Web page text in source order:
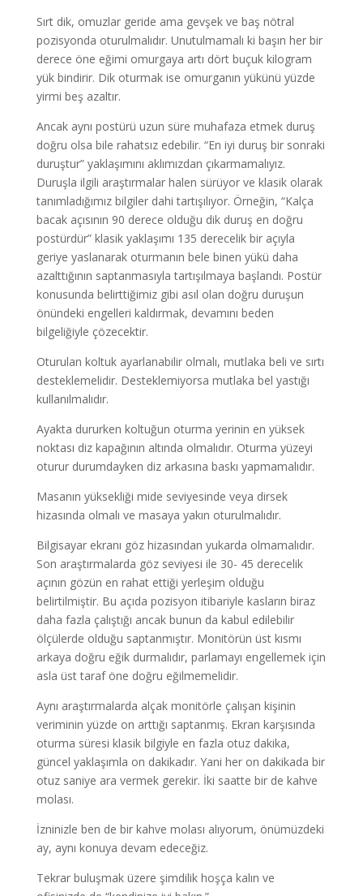
Sırt dik, omuzlar geride ama gevşek ve baş nötral
pozisyonda oturulmalıdır. Unutulmamalı ki başın her bir
derece öne eğimi omurgaya artı dört buçuk kilogram
yük bindirir. Dik oturmak ise omurganın yükünü yüzde
yirmi beş azaltır.
Ancak aynı postürü uzun süre muhafaza etmek duruş
doğru olsa bile rahatsız edebilir. “En iyi duruş bir sonraki
duruştur” yaklaşımını aklımızdan çıkarmamalıyız.
Duruşla ilgili araştırmalar halen sürüyor ve klasik olarak
tanımladığımız bilgiler dahi tartışılıyor. Örneğin, “Kalça
bacak açısının 90 derece olduğu dik duruş en doğru
postürdür” klasik yaklaşımı 135 derecelik bir açıyla
geriye yaslanarak oturmanın bele binen yükü daha
azalttığının saptanmasıyla tartışılmaya başlandı. Postür
konusunda belirttiğimiz gibi asıl olan doğru duruşun
önündeki engelleri kaldırmak, devamını beden
bilgeliğiyle çözecektir.
Oturulan koltuk ayarlanabilir olmalı, mutlaka beli ve sırtı
desteklemelidir. Desteklemiyorsa mutlaka bel yastığı
kullanılmalıdır.
Ayakta dururken koltuğun oturma yerinin en yüksek
noktası diz kapağının altında olmalıdır. Oturma yüzeyi
oturur durumdayken diz arkasına baskı yapmamalıdır.
Masanın yüksekliği mide seviyesinde veya dirsek
hizasında olmalı ve masaya yakın oturulmalıdır.
Bilgisayar ekranı göz hizasından yukarda olmamalıdır.
Son araştırmalarda göz seviyesi ile 30- 45 derecelik
açının gözün en rahat ettiği yerleşim olduğu
belirtilmiştir. Bu açıda pozisyon itibariyle kasların biraz
daha fazla çalıştığı ancak bunun da kabul edilebilir
ölçülerde olduğu saptanmıştır. Monitörün üst kısmı
arkaya doğru eğik durmalıdır, parlamayı engellemek için
asla üst taraf öne doğru eğilmemelidir.
Aynı araştırmalarda alçak monitörle çalışan kişinin
veriminin yüzde on arttığı saptanmış. Ekran karşısında
oturma süresi klasik bilgiyle en fazla otuz dakika,
güncel yaklaşımla on dakikadır. Yani her on dakikada bir
otuz saniye ara vermek gerekir. İki saatte bir de kahve
molası.
İzninizle ben de bir kahve molası alıyorum, önümüzdeki
ay, aynı konuya devam edeceğiz.
Tekrar buluşmak üzere şimdilik hoşça kalın ve